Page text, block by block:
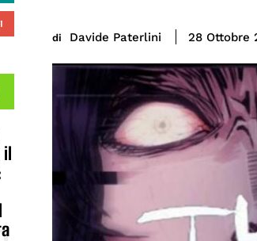
il
di Davide Paterlini 28 Ottobre